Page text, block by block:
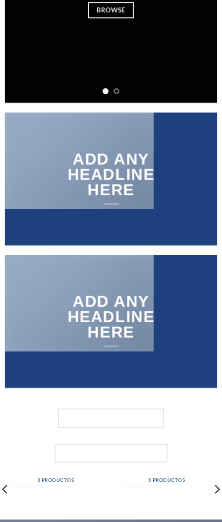
BROWSE
ADD ANY
HEADLINE
HERE
ADD ANY
HEADLINE
HERE
3 PRODUCTOS 5 PRODUCTOS